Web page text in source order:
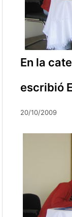
En la
escribió
20/10/2009